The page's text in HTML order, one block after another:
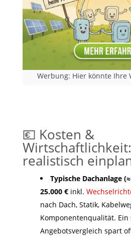
Werbung: Hier könnte Ihre
💶 Kosten &
realistisch
Typische Dachanlage
25.000 €inkl.
nach Dach, Statik,
Komponentenqualität. Ein
Angebotsvergleich spart